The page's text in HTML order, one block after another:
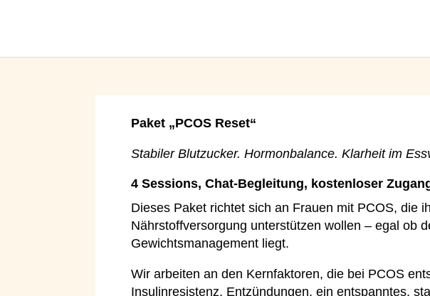
Paket „PCOS Reset“
Stabiler Blutzucker. Hormonbalance. Klarheit im
4 Sessions, Chat-Begleitung, kostenloser
Dieses Paket richtet sich an Frauen mit PCOS, die
Nährstoffversorgung unterstützen wollen – egal ob
Gewichtsmanagement liegt.
Wir arbeiten an den Kernfaktoren, die bei PCOS
Insulinresistenz, Entzündungen, ein entspanntes,